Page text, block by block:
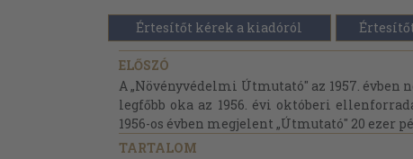
Értesítőt kérek a kiadóról
ELŐSZÓ
A „Növényvédelmi Útmutató" az 1957.
legfőbb oka az 1956. évi októberi
1956-os évben megjelent „Útmutató" 20 ezer
TARTALOM